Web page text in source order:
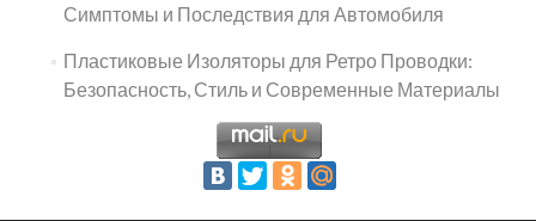
Симптомы и Последствия для Автомобиля
Пластиковые Изоляторы для Ретро Проводки:
Безопасность, Стиль и Современные Материалы